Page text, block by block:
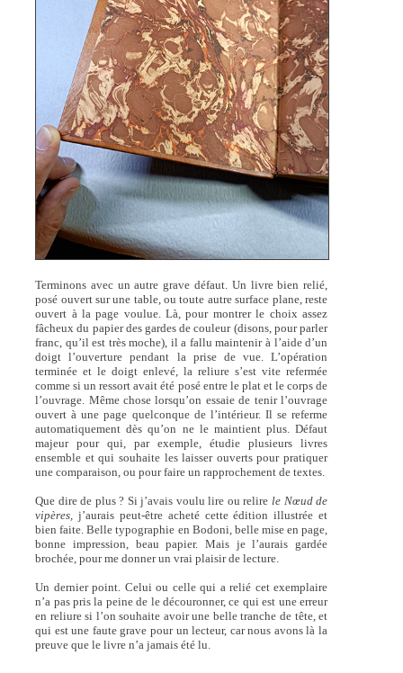
Terminons avec un autre grave défaut. Un livre bien relié,
posé ouvert sur une table, ou toute autre surface plane, reste
ouvert à la page voulue. Là, pour montrer le choix assez
fâcheux du papier des gardes de couleur (disons, pour parler
franc, qu’il est très moche), il a fallu maintenir à l’aide d’un
doigt l’ouverture pendant la prise de vue. L’opération
terminée et le doigt enlevé, la reliure s’est vite refermée
comme si un ressort avait été posé entre le plat et le corps de
l’ouvrage. Même chose lorsqu’on essaie de tenir l’ouvrage
ouvert à une page quelconque de l’intérieur. Il se referme
automatiquement dès qu’on ne le maintient plus. Défaut
majeur pour qui, par exemple, étudie plusieurs livres
ensemble et qui souhaite les laisser ouverts pour pratiquer
une comparaison, ou pour faire un rapprochement de textes.
Que dire de plus ? Si j’avais voulu lire ou relire le Nœud de
vipères, j’aurais peut-être acheté cette édition illustrée et
bien faite. Belle typographie en Bodoni, belle mise en page,
bonne impression, beau papier. Mais je l’aurais gardée
brochée, pour me donner un vrai plaisir de lecture.
Un dernier point. Celui ou celle qui a relié cet exemplaire
n’a pas pris la peine de le découronner, ce qui est une erreur
en reliure si l’on souhaite avoir une belle tranche de tête, et
qui est une faute grave pour un lecteur, car nous avons là la
preuve que le livre n’a jamais été lu.